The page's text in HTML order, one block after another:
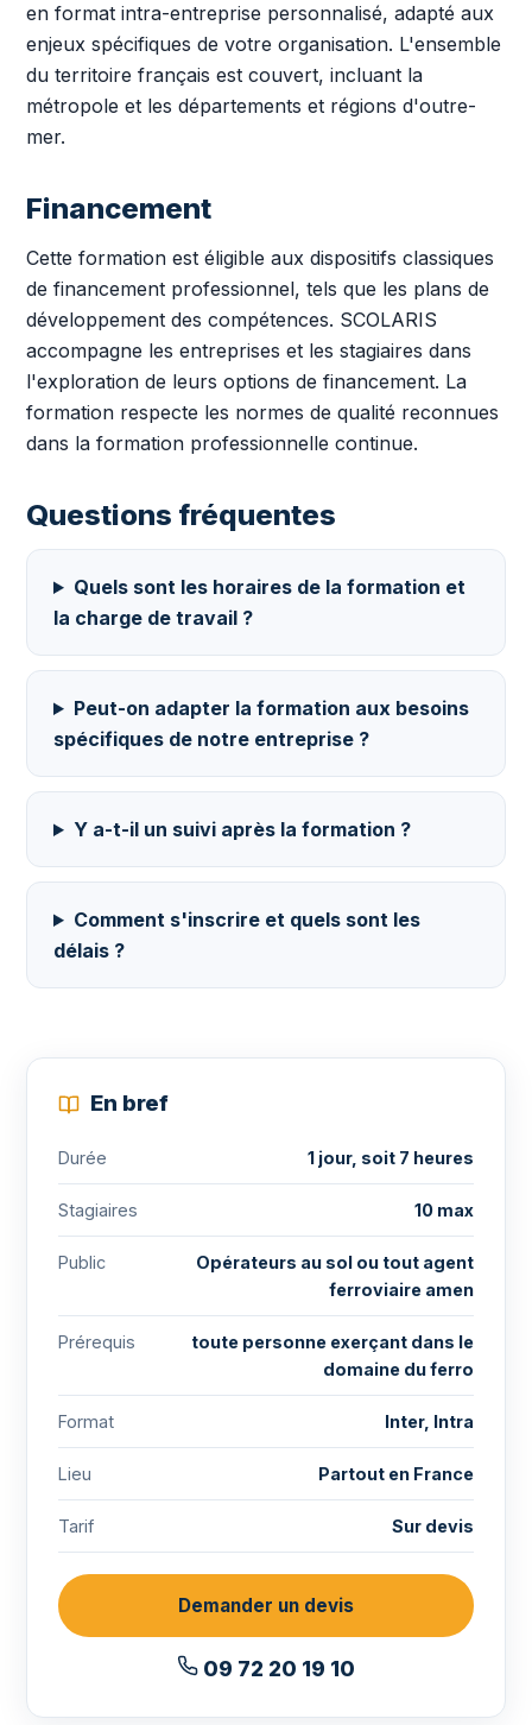
en format intra-entreprise personnalisé, adapté aux
enjeux spécifiques de votre organisation. L'ensemble
du territoire français est couvert, incluant la
métropole et les départements et régions d'outre-
mer.
Financement
Cette formation est éligible aux dispositifs classiques
de financement professionnel, tels que les plans de
développement des compétences. SCOLARIS
accompagne les entreprises et les stagiaires dans
l'exploration de leurs options de financement. La
formation respecte les normes de qualité reconnues
dans la formation professionnelle continue.
Questions fréquentes
Quels sont les horaires de la formation et
la charge de travail ?
Peut-on adapter la formation aux besoins
spécifiques de notre entreprise ?
Y a-t-il un suivi après la formation ?
Comment s'inscrire et quels sont les
délais ?
En bref
Durée 1 jour, soit 7 heures
Stagiaires 10 max
Public
Opérateurs au sol ou tout agent
ferroviaire amen
Prérequis
toute personne exerçant dans le
domaine du ferro
Format Inter, Intra
Lieu Partout en France
Tarif Sur devis
Demander un devis
09 72 20 19 10